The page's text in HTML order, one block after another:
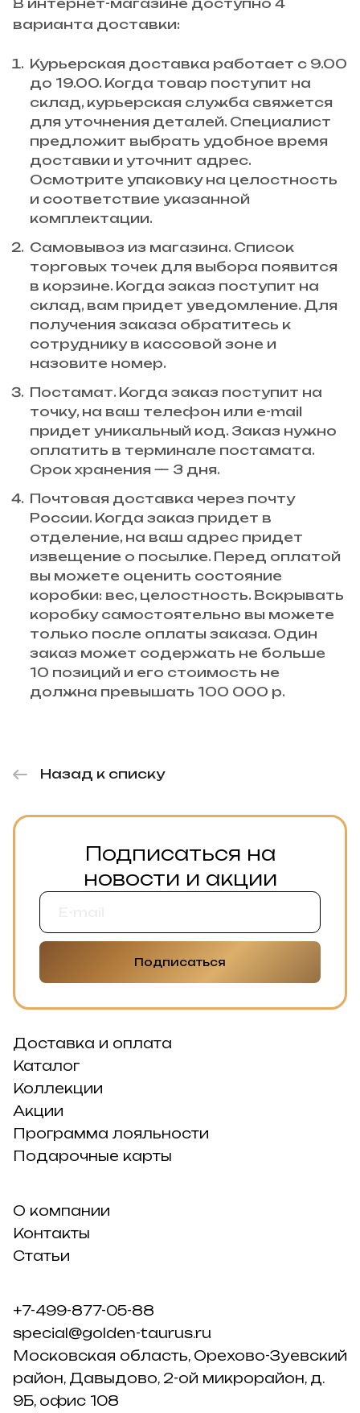
В интернет-магазине доступно 4
варианта доставки:
Курьерская доставка работает с 9.00
до 19.00. Когда товар поступит на
склад, курьерская служба свяжется
для уточнения деталей. Специалист
предложит выбрать удобное время
доставки и уточнит адрес.
Осмотрите упаковку на целостность
и соответствие указанной
комплектации.
Самовывоз из магазина. Список
торговых точек для выбора появится
в корзине. Когда заказ поступит на
склад, вам придет уведомление. Для
получения заказа обратитесь к
сотруднику в кассовой зоне и
назовите номер.
Постамат. Когда заказ поступит на
точку, на ваш телефон или e-mail
придет уникальный код. Заказ нужно
оплатить в терминале постамата.
Срок хранения — 3 дня.
Почтовая доставка через почту
России. Когда заказ придет в
отделение, на ваш адрес придет
извещение о посылке. Перед оплатой
вы можете оценить состояние
коробки: вес, целостность. Вскрывать
коробку самостоятельно вы можете
только после оплаты заказа. Один
заказ может содержать не больше
10 позиций и его стоимость не
должна превышать 100 000 р.
Назад к списку
Подписаться на
новости и акции
Подписаться
Доставка и оплата
Каталог
Коллекции
Акции
Программа лояльности
Подарочные карты
О компании
Контакты
Статьи
+7-499-877-05-88
special@golden-taurus.ru
Московская область, Орехово-Зуевский
район, Давыдово, 2-ой микрорайон, д.
9Б, офис 108